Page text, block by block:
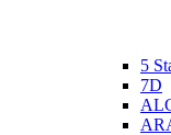
5
7D